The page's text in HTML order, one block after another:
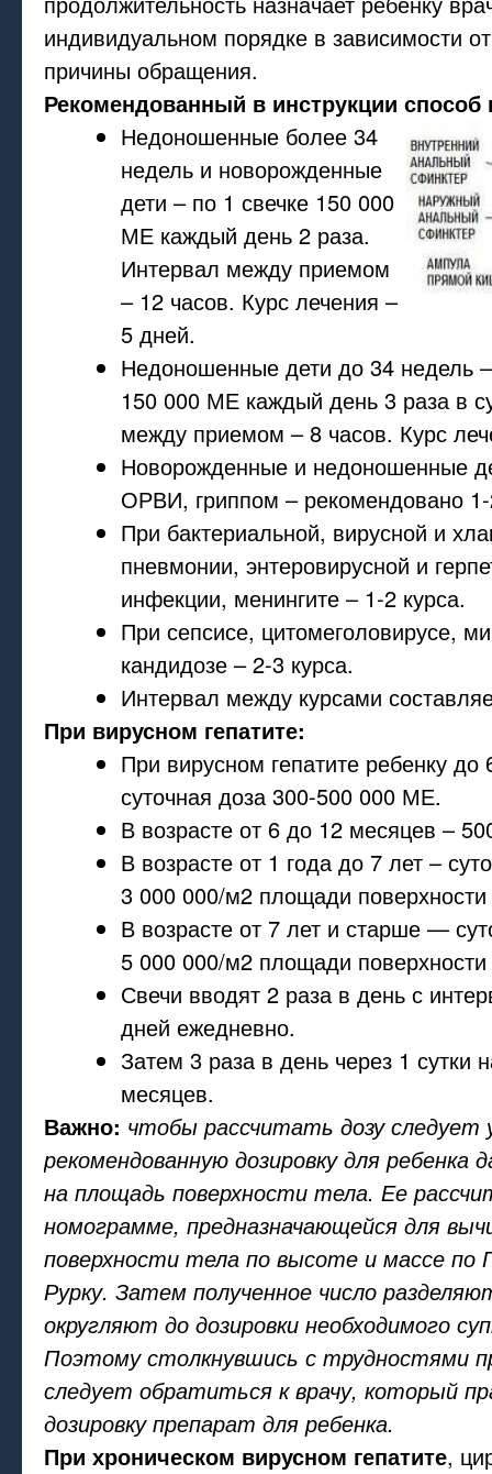
индивидуальном порядке в зависимости
причины обращения.
Рекомендованный в инструкции
Недоношенные более 34
недель и новорожденные
дети – по 1 свечке 150 000
МЕ каждый день 2 раза.
Интервал между приемом
– 12 часов. Курс лечения –
5 дней.
Недоношенные дети до 34 недель
150 000 МЕ каждый день 3 раза в
между приемом – 8 часов. Курс
Новорожденные и недоношенные
ОРВИ, гриппом – рекомендовано 1-
При бактериальной, вирусной и
пневмонии, энтеровирусной и
инфекции, менингите – 1-2 курса.
При сепсисе, цитомеголовирусе,
кандидозе – 2-3 курса.
Интервал между курсами
При вирусном гепатите:
При вирусном гепатите ребенку до
суточная доза 300-500 000 МЕ.
В возрасте от 6 до 12 месяцев –
В возрасте от 1 года до 7 лет –
3 000 000/м2 площади поверхности
В возрасте от 7 лет и старше —
5 000 000/м2 площади поверхности
Свечи вводят 2 раза в день с
дней ежедневно.
Затем 3 раза в день через 1 сутки
месяцев.
Важно: чтобы рассчитать дозу
рекомендованную дозировку для ребенка
на площадь поверхности тела. Ее
номограмме, предназначающейся для
поверхности тела по высоте и массе по
Рурку. Затем полученное число
округляют до дозировки необходимого
Поэтому столкнувшись с трудностями
следует обратиться к врачу, который
дозировку препарат для ребенка.
При хроническом вирусном гепатите,